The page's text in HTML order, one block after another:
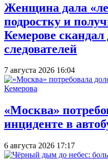
Женщина дала
подростку и
Кемерове скандал
следователей
7 августа 2026 16:04
«Москва»
инциденте в
6 августа 2026 17:17